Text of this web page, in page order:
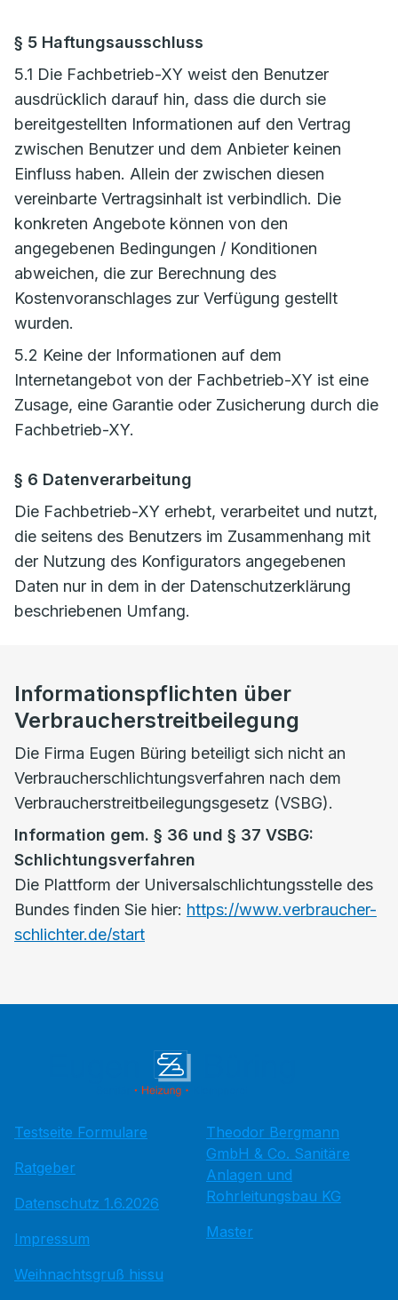
§ 5 Haftungsausschluss
5.1 Die Fachbetrieb-XY weist den Benutzer
ausdrücklich darauf hin, dass die durch sie
bereitgestellten Informationen auf den Vertrag
zwischen Benutzer und dem Anbieter keinen
Einfluss haben. Allein der zwischen diesen
vereinbarte Vertragsinhalt ist verbindlich. Die
konkreten Angebote können von den
angegebenen Bedingungen / Konditionen
abweichen, die zur Berechnung des
Kostenvoranschlages zur Verfügung gestellt
wurden.
5.2 Keine der Informationen auf dem
Internetangebot von der Fachbetrieb-XY ist eine
Zusage, eine Garantie oder Zusicherung durch die
Fachbetrieb-XY.
§ 6 Datenverarbeitung
Die Fachbetrieb-XY erhebt, verarbeitet und nutzt,
die seitens des Benutzers im Zusammenhang mit
der Nutzung des Konfigurators angegebenen
Daten nur in dem in der Datenschutzerklärung
beschriebenen Umfang.
Informationspflichten über
Verbraucherstreitbeilegung
Die Firma Eugen Büring beteiligt sich nicht an
Verbraucherschlichtungsverfahren nach dem
Verbraucherstreitbeilegungsgesetz (VSBG).
Information gem. § 36 und § 37 VSBG:
Schlichtungsverfahren
Die Plattform der Universalschlichtungsstelle des
Bundes finden Sie hier: https://www.verbraucher-
schlichter.de/start
Testseite Formulare
Ratgeber
Datenschutz 1.6.2026
Impressum
Weihnachtsgruß hissu
Theodor Bergmann
GmbH & Co. Sanitäre
Anlagen und
Rohrleitungsbau KG
Master